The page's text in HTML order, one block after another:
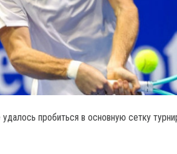
пробиться в основную сетку